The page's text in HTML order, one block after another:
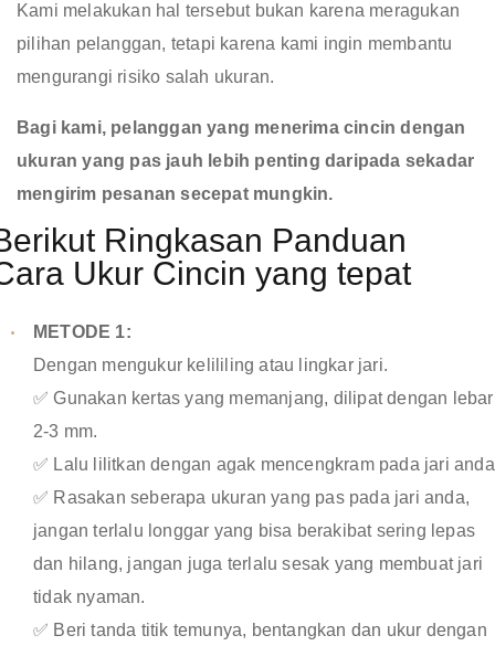
Kami melakukan hal tersebut bukan karena meragukan
pilihan pelanggan, tetapi karena kami ingin membantu
mengurangi risiko salah ukuran.
Bagi kami, pelanggan yang menerima cincin dengan
ukuran yang pas jauh lebih penting daripada sekadar
mengirim pesanan secepat mungkin.
Ringkasan Panduan
Ukur Cincin yang tepat
METODE 1:
Dengan mengukur kelililing atau lingkar jari.
✅ Gunakan kertas yang memanjang, dilipat dengan lebar
2-3 mm.
✅ Lalu lilitkan dengan agak mencengkram pada jari
✅ Rasakan seberapa ukuran yang pas pada jari anda,
jangan terlalu longgar yang bisa berakibat sering lepas
dan hilang, jangan juga terlalu sesak yang membuat jari
tidak nyaman.
✅ Beri tanda titik temunya, bentangkan dan ukur dengan